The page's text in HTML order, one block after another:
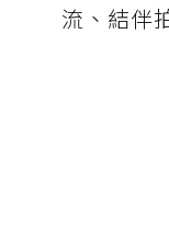
流、結伴